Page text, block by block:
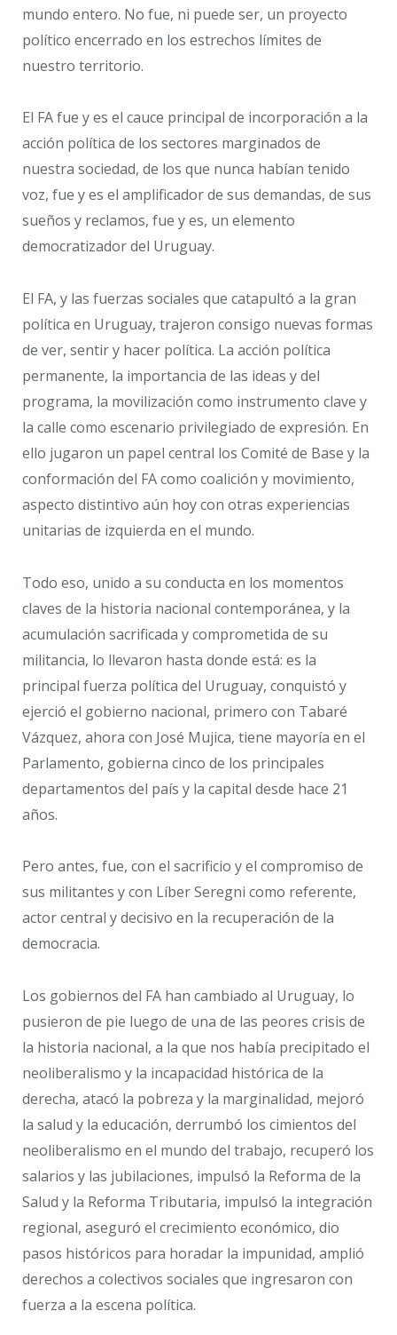
mundo entero. No fue, ni puede ser, un proyecto
político encerrado en los estrechos límites de
nuestro territorio.
El FA fue y es el cauce principal de incorporación a la
acción política de los sectores marginados de
nuestra sociedad, de los que nunca habían tenido
voz, fue y es el amplificador de sus demandas, de sus
sueños y reclamos, fue y es, un elemento
democratizador del Uruguay.
El FA, y las fuerzas sociales que catapultó a la gran
política en Uruguay, trajeron consigo nuevas formas
de ver, sentir y hacer política. La acción política
permanente, la importancia de las ideas y del
programa, la movilización como instrumento clave y
la calle como escenario privilegiado de expresión. En
ello jugaron un papel central los Comité de Base y la
conformación del FA como coalición y movimiento,
aspecto distintivo aún hoy con otras experiencias
unitarias de izquierda en el mundo.
Todo eso, unido a su conducta en los momentos
claves de la historia nacional contemporánea, y la
acumulación sacrificada y comprometida de su
militancia, lo llevaron hasta donde está: es la
principal fuerza política del Uruguay, conquistó y
ejerció el gobierno nacional, primero con Tabaré
Vázquez, ahora con José Mujica, tiene mayoría en el
Parlamento, gobierna cinco de los principales
departamentos del país y la capital desde hace 21
años.
Pero antes, fue, con el sacrificio y el compromiso de
sus militantes y con Líber Seregni como referente,
actor central y decisivo en la recuperación de la
democracia.
Los gobiernos del FA han cambiado al Uruguay, lo
pusieron de pie luego de una de las peores crisis de
la historia nacional, a la que nos había precipitado el
neoliberalismo y la incapacidad histórica de la
derecha, atacó la pobreza y la marginalidad, mejoró
la salud y la educación, derrumbó los cimientos del
neoliberalismo en el mundo del trabajo, recuperó los
salarios y las jubilaciones, impulsó la Reforma de la
Salud y la Reforma Tributaria, impulsó la integración
regional, aseguró el crecimiento económico, dio
pasos históricos para horadar la impunidad, amplió
derechos a colectivos sociales que ingresaron con
fuerza a la escena política.